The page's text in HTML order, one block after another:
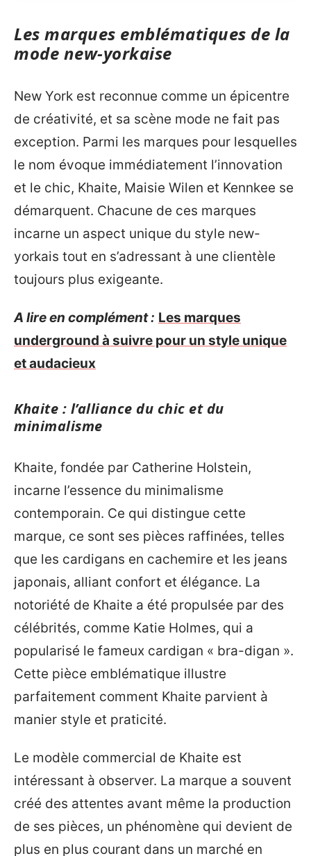
Les marques emblématiques de la
mode new-yorkaise
New York est reconnue comme un épicentre
de créativité, et sa scène mode ne fait pas
exception. Parmi les marques pour lesquelles
le nom évoque immédiatement l’innovation
et le chic, Khaite, Maisie Wilen et Kennkee se
démarquent. Chacune de ces marques
incarne un aspect unique du style new-
yorkais tout en s’adressant à une clientèle
toujours plus exigeante.
A lire en complément : Les marques
underground à suivre pour un style unique
et audacieux
Khaite : l’alliance du chic et du
minimalisme
Khaite, fondée par Catherine Holstein,
incarne l’essence du minimalisme
contemporain. Ce qui distingue cette
marque, ce sont ses pièces raffinées, telles
que les cardigans en cachemire et les jeans
japonais, alliant confort et élégance. La
notoriété de Khaite a été propulsée par des
célébrités, comme Katie Holmes, qui a
popularisé le fameux cardigan « bra-digan ».
Cette pièce emblématique illustre
parfaitement comment Khaite parvient à
manier style et praticité.
Le modèle commercial de Khaite est
intéressant à observer. La marque a souvent
créé des attentes avant même la production
de ses pièces, un phénomène qui devient de
plus en plus courant dans un marché en